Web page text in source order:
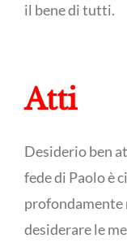
il bene di tutti.
Atti
Desiderio ben
fede di Paolo è
profondamente
desiderare le